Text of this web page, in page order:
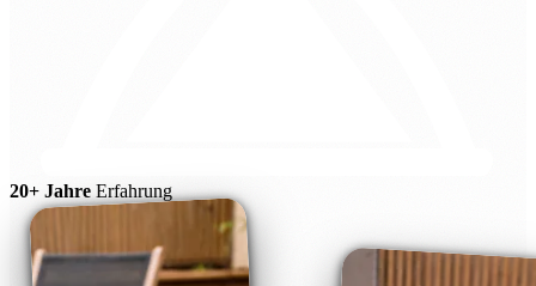
20+ Jahre Erfahrung